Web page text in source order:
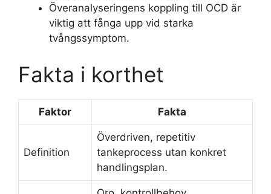
Överanalyseringens koppling till OCD är
viktig att fånga upp vid starka
tvångssymptom.
Fakta i korthet
Faktor Fakta
Definition
Överdriven, repetitiv
tankeprocess utan konkret
handlingsplan.